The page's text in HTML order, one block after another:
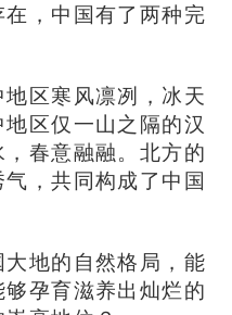
，中国有了两种完
区寒风凛冽，冰天
区仅一山之隔的汉
春意融融。北方的
，共同构成了中国
地的自然格局，能
孕育滋养出灿烂的